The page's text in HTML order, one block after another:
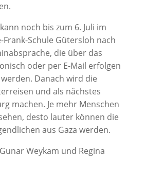
noch bis zum 6. Juli im
Schule Gütersloh nach
die über das
oder per E-Mail erfolgen
Danach wird die
und als nächstes
machen. Je mehr Menschen
desto lauter können die
aus Gaza werden.
Weykam und Regina